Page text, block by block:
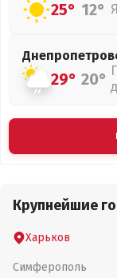
25° 12°
29° 20°
Крупнейшие
Харьков
Симферополь